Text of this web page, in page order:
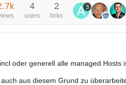
4
users
2
links
3
oder generell alle managed Hosts
aus diesem Grund zu